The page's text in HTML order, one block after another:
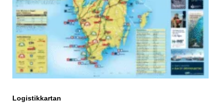
Logistikkartan